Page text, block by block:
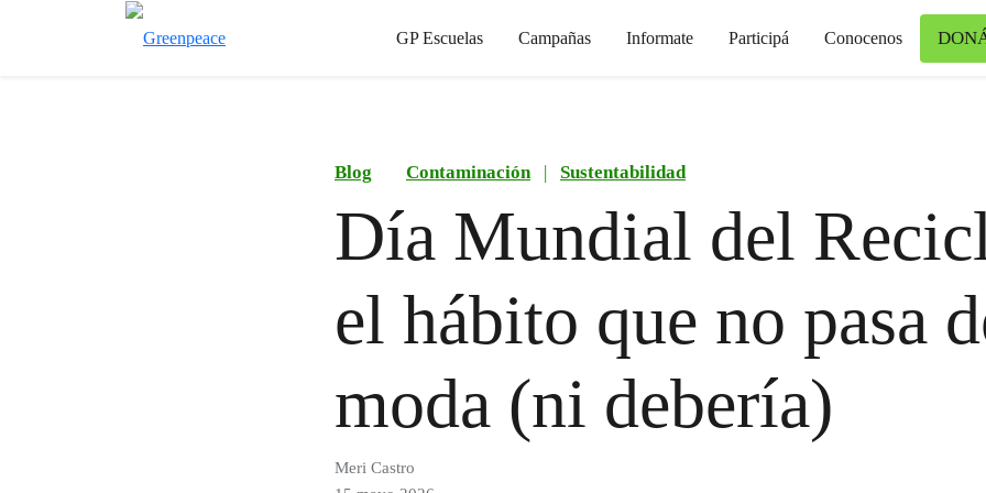
GP Escuelas Campañas Informate Participá Conocenos
Blog Contaminación | Sustentabilidad
Día Mundial del
el hábito que no pasa
moda (ni debería)
Meri Castro